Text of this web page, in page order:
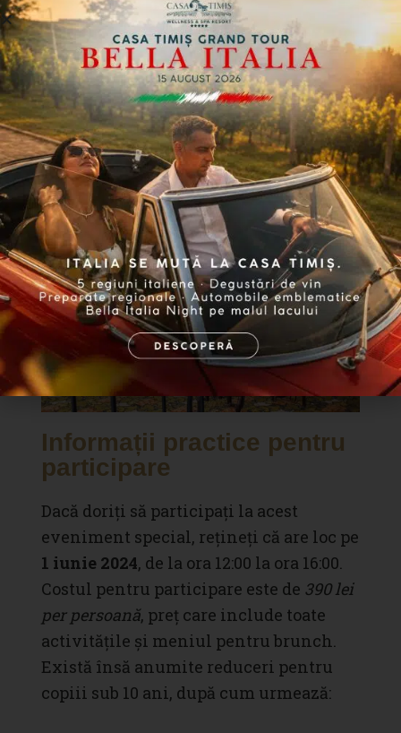
cum vedeta verii și preferata copiilor
este înghețata, aceasta nu poate lipsi de
la evenimentul nostru. Așadar, am
pregătit pentru cei mici , dar și pentru
cei mari, înghețată cu o varietate de
arome, pentru momente răcoritoare de
răsfăț.
Informații practice pentru
participare
Dacă doriți să participați la acest
eveniment special, rețineți că are loc pe
1 iunie 2024, de la ora 12:00 la ora 16:00.
Costul pentru participare este de 390 lei
per persoană, preț care include toate
activitățile și meniul pentru brunch.
Există însă anumite reduceri pentru
copiii sub 10 ani, după cum urmează: